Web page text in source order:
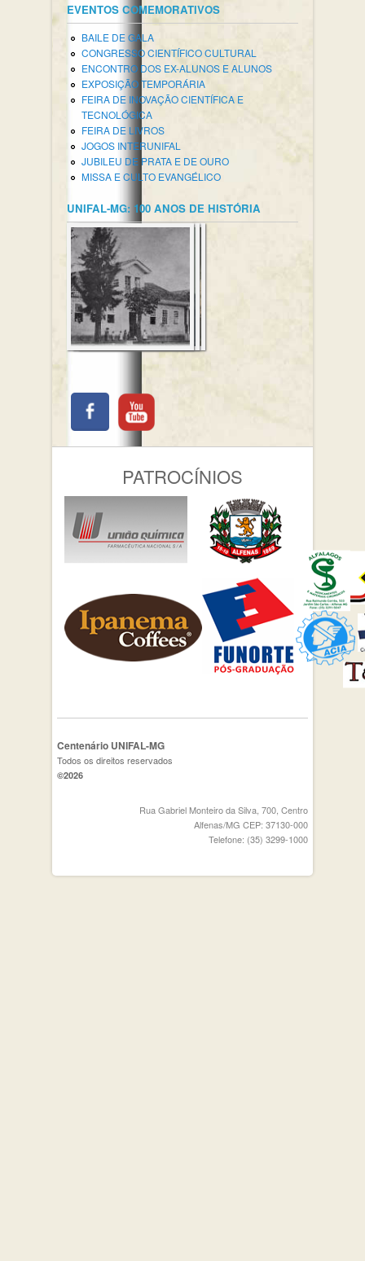
EVENTOS COMEMORATIVOS
BAILE DE GALA
CONGRESSO CIENTÍFICO CULTURAL
ENCONTRO DOS EX-ALUNOS E ALUNOS
EXPOSIÇÃO TEMPORÁRIA
FEIRA DE INOVAÇÃO CIENTÍFICA E
TECNOLÓGICA
FEIRA DE LIVROS
JOGOS INTERUNIFAL
JUBILEU DE PRATA E DE OURO
MISSA E CULTO EVANGÉLICO
UNIFAL-MG: 100 ANOS DE HISTÓRIA
PATROCÍNIOS
Centenário UNIFAL-MG
Todos os direitos reservados
©2026
Rua Gabriel Monteiro da Silva, 700, Centro
Alfenas/MG CEP: 37130-000
Telefone: (35) 3299-1000